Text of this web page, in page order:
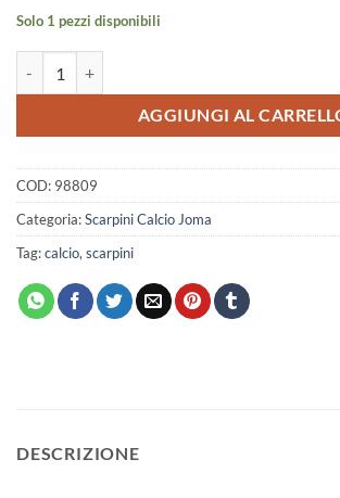
Solo 1 pezzi disponibili
AGGIUNGI AL
COD: 98809
Categoria:Scarpini Calcio Joma
Tag:calcio,scarpini
DESCRIZIONE